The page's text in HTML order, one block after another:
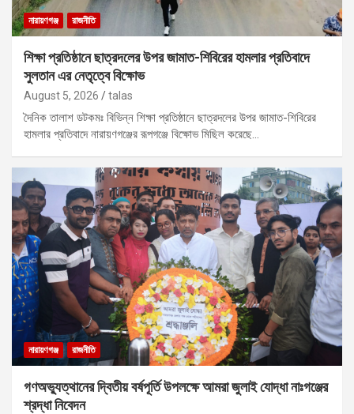
নারায়ণগঞ্জ রাজনীতি
শিক্ষা প্রতিষ্ঠানে ছাত্রদলের উপর জামাত-শিবিরের হামলার প্রতিবাদে
সুলতান এর নেতৃত্বে বিক্ষোভ
August 5, 2026 talas
দৈনিক তালাশ ডটকমঃ বিভিন্ন শিক্ষা প্রতিষ্ঠানে ছাত্রদলের উপর জামাত-শিবিরের
হামলার প্রতিবাদে নারায়ণগঞ্জের রূপগঞ্জে বিক্ষোভ মিছিল করেছে…
নারায়ণগঞ্জ রাজনীতি
গণঅভ্যুত্থানের দ্বিতীয় বর্ষপূর্তি উপলক্ষে আমরা জুলাই যোদ্ধা নাঃগঞ্জের
শ্রদ্ধা নিবেদন